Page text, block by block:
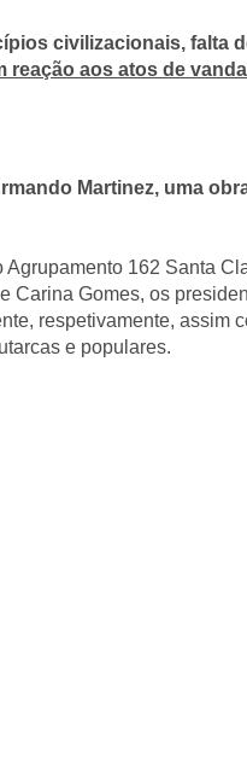
civilizacionais, falta
reação aos atos de
Martinez, uma
162 Santa
Carina Gomes, os
respetivamente, assim
e populares.